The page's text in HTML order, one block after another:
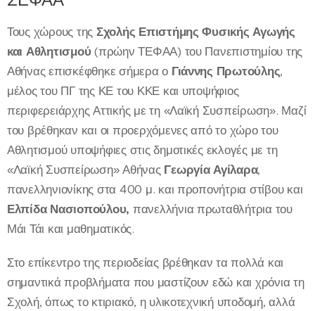
Τους χώρους της Σχολής Επιστήμης Φυσικής Αγωγής
και Αθλητισμού(πρώην ΤΕΦΑΑ) του Πανεπιστημίου της
Αθήνας επισκέφθηκε σήμερα ο Γιάννης Πρωτούλης,
μέλος του ΠΓ της ΚΕ του ΚΚΕ και υποψήφιος
περιφερειάρχης Αττικής με τη «Λαϊκή Συσπείρωση». Μαζί
του βρέθηκαν και οι προερχόμενες από το χώρο του
Αθλητισμού υποψήφιες στις δημοτικές εκλογές με τη
«Λαϊκή Συσπείρωση» Αθήνας Γεωργία Αγίλαρα,
πανελληνιονίκης στα 400 μ. και προπονήτρια στίβου και
Ελπίδα Νασιοπούλου, πανελλήνια πρωταθλήτρια του
Μάι Τάι και μαθηματικός.
Στο επίκεντρο της περιοδείας βρέθηκαν τα πολλά και
σημαντικά προβλήματα που μαστίζουν εδώ και χρόνια τη
Σχολή, όπως το κτιριακό, η υλικοτεχνική υποδομή, αλλά